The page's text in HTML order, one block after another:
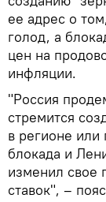
ее адрес о
голод, а
цен на
инфляции.
"Россия
стремится
в регионе или
блокада и
изменил свое
ставок", –